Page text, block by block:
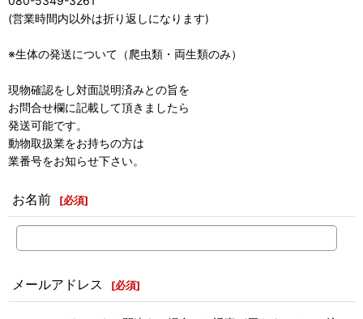
(営業時間内以外は折り返しになります)
※生体の発送について（爬虫類・両生類のみ）
現物確認をし対面説明済みとの旨を
お問合せ欄に記載して頂きましたら
発送可能です。
動物取扱業をお持ちの方は
業番号をお知らせ下さい。
お名前 [必須]
メールアドレス [必須]